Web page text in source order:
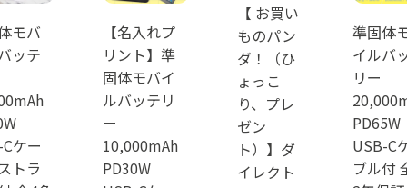
モバ
ッテ
ケー
トラ
【名入れプ
リント】準
固体モバイ
ルバッテリ
ー
10,000mAh
PD30W
【 お買い
ものパン
ダ！（ひ
ょっこ
り、プレ
ゼン
ト）】ダ
イレクト
準固体
イルバ
リー
PD65W
USB-C
ブル付